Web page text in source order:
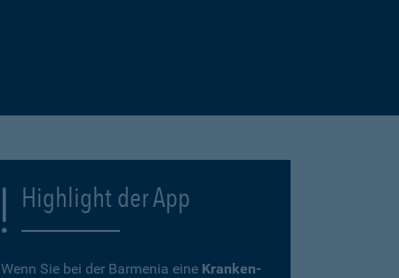
Highlight der App
Wenn Sie bei der Barmenia eine Kranken-